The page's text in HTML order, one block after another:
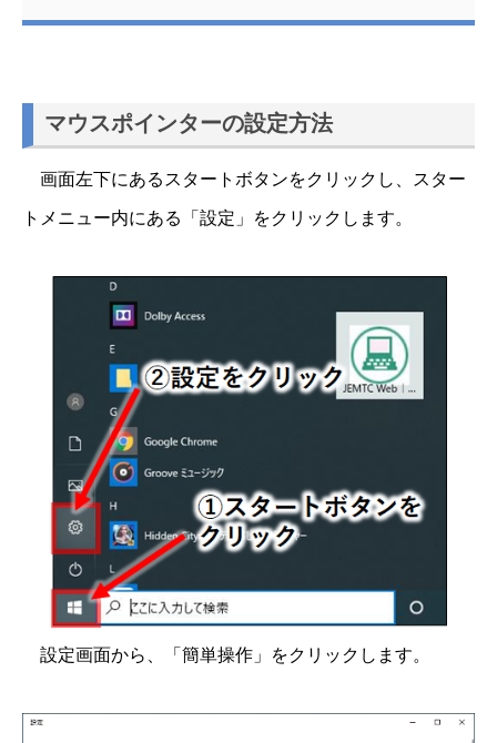
マウスポインターの設定方法
画面左下にあるスタートボタンをクリックし、スター
トメニュー内にある「設定」をクリックします。
設定画面から、「簡単操作」をクリックします。